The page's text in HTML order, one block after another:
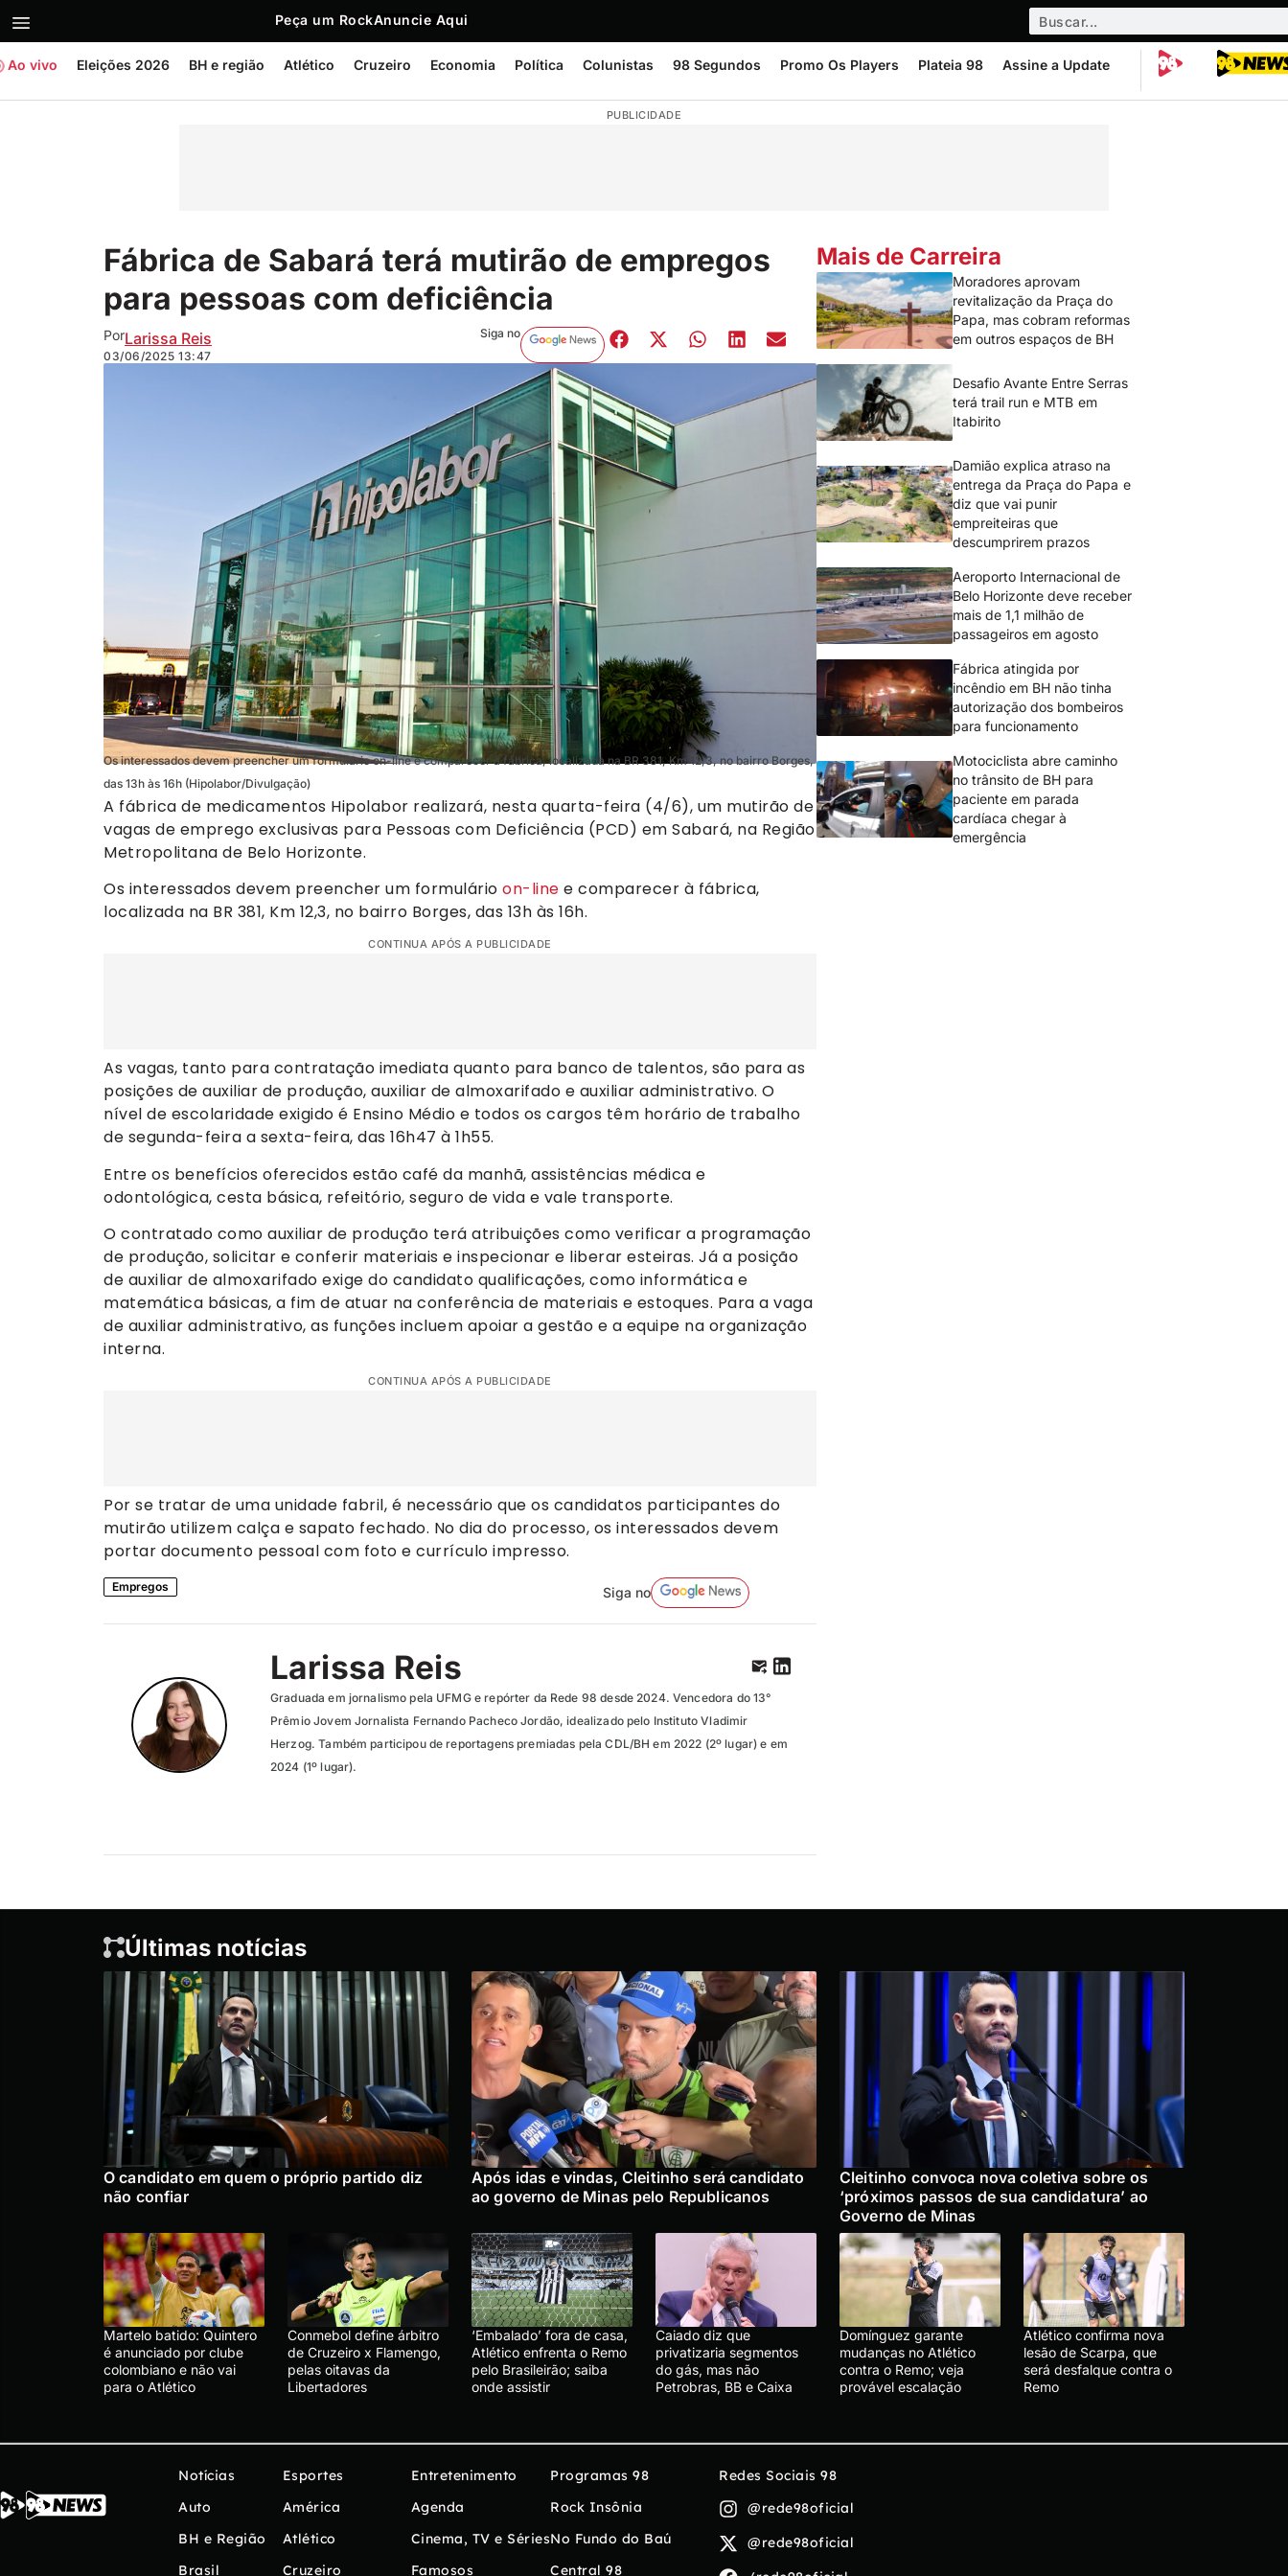
Peça um RockAnuncie Aqui
Ao vivo Eleições 2026 BH e região Atlético Cruzeiro Economia Política Colunistas 98 Segundos Promo Os Players Plateia 98 Assine a Update
PUBLICIDADE
Fábrica de Sabará terá mutirão de empregos
para pessoas com deficiência
PorLarissa Reis
03/06/2025 13:47
Siga no
Os interessados devem preencher um formulário on-line e comparecer à fábrica, localizada na BR 381, Km 12,3, no bairro Borges,
das 13h às 16h (Hipolabor/Divulgação)
A fábrica de medicamentos Hipolabor realizará, nesta quarta-feira (4/6), um mutirão de
vagas de emprego exclusivas para Pessoas com Deficiência (PCD) em Sabará, na Região
Metropolitana de Belo Horizonte.
Os interessados devem preencher um formulário on-line e comparecer à fábrica,
localizada na BR 381, Km 12,3, no bairro Borges, das 13h às 16h.
CONTINUA APÓS A PUBLICIDADE
As vagas, tanto para contratação imediata quanto para banco de talentos, são para as
posições de auxiliar de produção, auxiliar de almoxarifado e auxiliar administrativo. O
nível de escolaridade exigido é Ensino Médio e todos os cargos têm horário de trabalho
de segunda-feira a sexta-feira, das 16h47 à 1h55.
Entre os benefícios oferecidos estão café da manhã, assistências médica e
odontológica, cesta básica, refeitório, seguro de vida e vale transporte.
O contratado como auxiliar de produção terá atribuições como verificar a programação
de produção, solicitar e conferir materiais e inspecionar e liberar esteiras. Já a posição
de auxiliar de almoxarifado exige do candidato qualificações, como informática e
matemática básicas, a fim de atuar na conferência de materiais e estoques. Para a vaga
de auxiliar administrativo, as funções incluem apoiar a gestão e a equipe na organização
interna.
CONTINUA APÓS A PUBLICIDADE
Por se tratar de uma unidade fabril, é necessário que os candidatos participantes do
mutirão utilizem calça e sapato fechado. No dia do processo, os interessados devem
portar documento pessoal com foto e currículo impresso.
Empregos Siga no
Larissa Reis
Graduada em jornalismo pela UFMG e repórter da Rede 98 desde 2024. Vencedora do 13°
Prêmio Jovem Jornalista Fernando Pacheco Jordão, idealizado pelo Instituto Vladimir
Herzog. Também participou de reportagens premiadas pela CDL/BH em 2022 (2º lugar) e em
2024 (1º lugar).
Mais de Carreira
Moradores aprovam
revitalização da Praça do
Papa, mas cobram reformas
em outros espaços de BH
Desafio Avante Entre Serras
terá trail run e MTB em
Itabirito
Damião explica atraso na
entrega da Praça do Papa e
diz que vai punir
empreiteiras que
descumprirem prazos
Aeroporto Internacional de
Belo Horizonte deve receber
mais de 1,1 milhão de
passageiros em agosto
Fábrica atingida por
incêndio em BH não tinha
autorização dos bombeiros
para funcionamento
Motociclista abre caminho
no trânsito de BH para
paciente em parada
cardíaca chegar à
emergência
Últimas notícias
O candidato em quem o próprio partido diz
não confiar
Após idas e vindas, Cleitinho será candidato
ao governo de Minas pelo Republicanos
Cleitinho convoca nova coletiva sobre os
‘próximos passos de sua candidatura’ ao
Governo de Minas
Martelo batido: Quintero
é anunciado por clube
colombiano e não vai
para o Atlético
Conmebol define árbitro
de Cruzeiro x Flamengo,
pelas oitavas da
Libertadores
‘Embalado’ fora de casa,
Atlético enfrenta o Remo
pelo Brasileirão; saiba
onde assistir
Caiado diz que
privatizaria segmentos
do gás, mas não
Petrobras, BB e Caixa
Domínguez garante
mudanças no Atlético
contra o Remo; veja
provável escalação
Atlético confirma nova
lesão de Scarpa, que
será desfalque contra o
Remo
Notícias
Auto
BH e Região
Brasil
Esportes
América
Atlético
Cruzeiro
Entretenimento
Agenda
Cinema, TV e Séries
Famosos
Programas 98
Rock Insônia
No Fundo do Baú
Central 98
Redes Sociais 98
@rede98oficial
@rede98oficial